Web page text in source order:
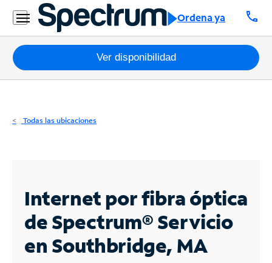
Ordena ya call
Residencial
Business
Paquetes
Internet
Business
Contáctanos
Ver disponibilidad
Todas las ubicaciones
Internet por fibra óptica
de Spectrum®Servicio
en Southbridge, MA